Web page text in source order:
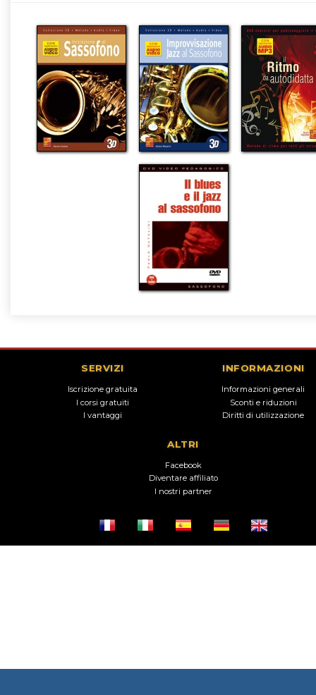
SERVIZI
Iscrizione gratuita
I corsi gratuiti
I vantaggi
INFORMAZIONI
Informazioni generali
Sconti e riduzioni
Diritti di utilizzazione
ALTRI
Facebook
Diventare affiliato
I nostri partner